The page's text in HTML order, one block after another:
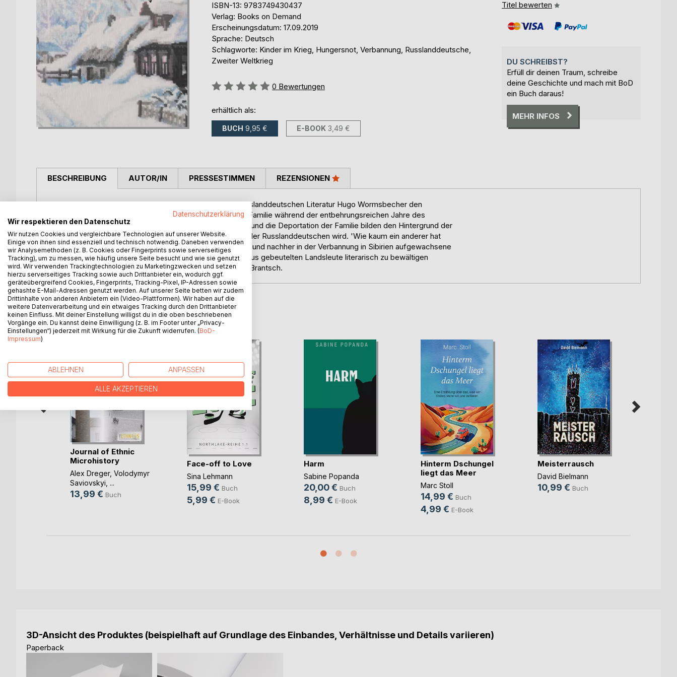
ISBN-13: 9783749430437
Verlag: Books on Demand
Erscheinungsdatum: 17.09.2019
Sprache: Deutsch
Schlagworte: Kinder im Krieg, Hungersnot, Verbannung, Russlanddeutsche,
Zweiter Weltkrieg
Bewertung::
0 Bewertungen
erhältlich als:
BUCH 9,95 € E-BOOK 3,49 €
Titel bewerten
DU SCHREIBST?
Erfüll dir deinen Traum, schreibe
deine Geschichte und mach mit BoD
ein Buch daraus!
MEHR INFOS
BESCHREIBUNG
Aus der Sicht eines Kindes schildert der Klassiker der russlanddeutschen Literatur Hugo Wormsbecher den
aussichtslosen Überlebenskampf einer wolgadeutschen Familie während der entbehrungsreichen Jahre des
Zweiten Weltkriegs. Der Verlust der Heimat an der Wolga und die Deportation der Familie bilden den Hintergrund der
Novelle 'Unser Hof', die zum Gleichnis für das Schicksal der Russlanddeutschen wird. 'Wie kaum ein anderer hat
der am 26. Juni 1938 in Marxstadt an der Wolga geborene und nachher in der Verbannung in Sibirien aufgewachsene
Hugo Wormsbecher die Traumata seiner vom Totalitarismus gebeutelten Landsleute literarisch zu bewältigen
versucht', so der rumäniendeutsche Schriftsteller Ingmar Brantsch.
AUTOR/IN PRESSESTIMMEN REZENSIONEN
WEITERE TITEL BEIBoD
Journal of Ethnic
Microhistory
Alex Dreger, Volodymyr
Saviovskyi , ...
13,99 € Buch
Face-off to Love
Sina Lehmann
15,99 € Buch
5,99 € E-Book
Harm
Sabine Popanda
20,00 € Buch
8,99 € E-Book
Hinterm Dschungel
liegt das Meer
Marc Stoll
14,99 € Buch
4,99 € E-Book
Meisterrausch
David Bielmann
10,99 € Buch
3D-Ansicht des Produktes (beispielhaft auf Grundlage des Einbandes, Verhältnisse und Details variieren)
Paperback
Datenschutzerklärung
Wir respektieren den Datenschutz
Wir nutzen Cookies und vergleichbare Technologien auf unserer Website.
Einige von ihnen sind essenziell und technisch notwendig. Daneben verwenden
wir Analysemethoden (z. B. Cookies oder Fingerprints sowie serverseitiges
Tracking), um zu messen, wie häufig unsere Seite besucht und wie sie genutzt
wird. Wir verwenden Trackingtechnologien zu Marketingzwecken und setzen
hierzu serverseitiges Tracking sowie auch Drittanbieter ein, wodurch ggf.
geräteübergreifend Cookies, Fingerprints, Tracking-Pixel, IP-Adressen sowie
gehashte E-Mail-Adressen genutzt werden. Auf unserer Seite betten wir zudem
Drittinhalte von anderen Anbietern ein (Video-Plattformen). Wir haben auf die
weitere Datenverarbeitung und ein etwaiges Tracking durch den Drittanbieter
keinen Einfluss. Mit deiner Einstellung willigst du in die oben beschriebenen
Vorgänge ein. Du kannst deine Einwilligung (z. B. im Footer unter „Privacy-
Einstellungen“) jederzeit mit Wirkung für die Zukunft widerrufen. (BoD-
Impressum)
ABLEHNEN ANPASSEN
ALLE AKZEPTIEREN